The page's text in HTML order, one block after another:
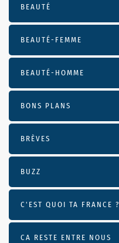
BEAUTÉ
BEAUTÉ-FEMME
BEAUTÉ-HOMME
BONS PLANS
BRÈVES
BUZZ
C'EST QUOI TA FRANCE ?
CA RESTE ENTRE NOUS